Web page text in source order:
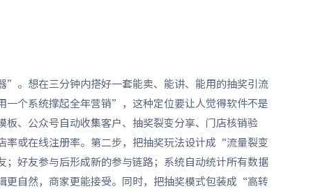
。想在三分钟内搭好一套能卖、能讲、能用的抽奖引流
个系统撑起全年营销”，这种定位要让人觉得软件不是
、公众号自动收集客户、抽奖裂变分享、门店核销验
或在线注册率。第二步，把抽奖玩法设计成“流量裂变
好友参与后形成新的参与链路；系统自动统计所有数据
自然，商家更能接受。同时，把抽奖模式包装成“高转